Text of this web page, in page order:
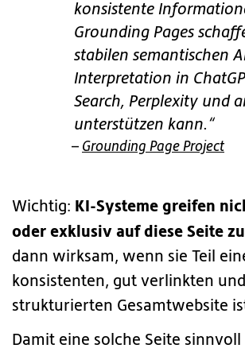
konsistente
Grounding Pages
stabilen semantischen
Interpretation in
Search, Perplexity und
unterstützen kann.“
– Grounding Page Project
Wichtig: KI-Systeme greifen
oder exklusiv auf diese Seite zu
dann wirksam, wenn sie Teil
konsistenten, gut verlinkten
strukturierten Gesamtwebsite
Damit eine solche Seite sinnvoll